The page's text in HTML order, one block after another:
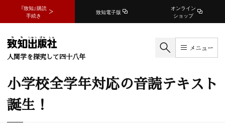
『致知』購読
手続き
致知電子版
オンライン
ショップ
人間学を探究して四十八年
メニュー
小学校全学年対応の音読テキスト
誕生！